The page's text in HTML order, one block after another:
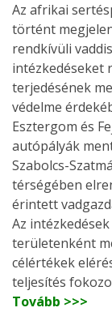
Az afrikai
történt
rendkívüli
intézkedéseket
terjedésének
védelme
Esztergom és
autópályák
Szabolcs-
térségében
érintett
Az
területenként
célértékek
teljesítés
Tovább >>>